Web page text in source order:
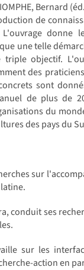
Bernard
de
une telle
objectif.
des
sont
de plus de
du
des pays du
sur
conduit ses
sur les
action en